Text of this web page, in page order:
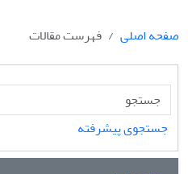
صفحه اصلی
فهرست مقالات
جستجوی پیشرفته